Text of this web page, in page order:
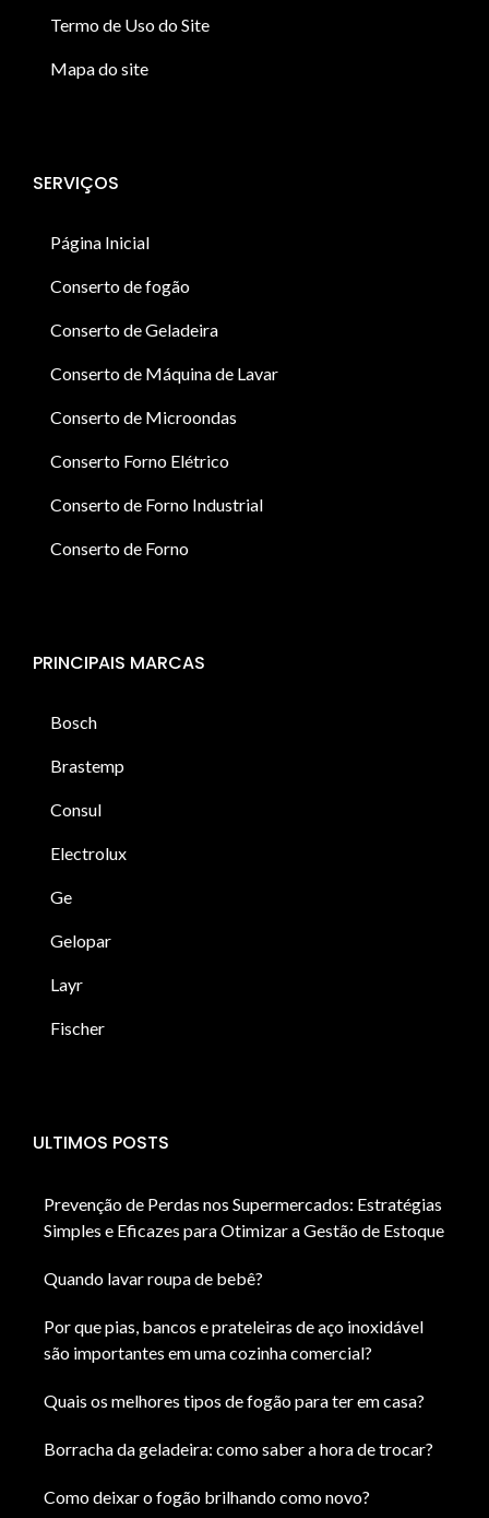
Termo de Uso do Site
Mapa do site
SERVIÇOS
Página Inicial
Conserto de fogão
Conserto de Geladeira
Conserto de Máquina de Lavar
Conserto de Microondas
Conserto Forno Elétrico
Conserto de Forno Industrial
Conserto de Forno
PRINCIPAIS MARCAS
Bosch
Brastemp
Consul
Electrolux
Ge
Gelopar
Layr
Fischer
ULTIMOS POSTS
Prevenção de Perdas nos Supermercados: Estratégias
Simples e Eficazes para Otimizar a Gestão de Estoque
Quando lavar roupa de bebê?
Por que pias, bancos e prateleiras de aço inoxidável
são importantes em uma cozinha comercial?
Quais os melhores tipos de fogão para ter em casa?
Borracha da geladeira: como saber a hora de trocar?
Como deixar o fogão brilhando como novo?